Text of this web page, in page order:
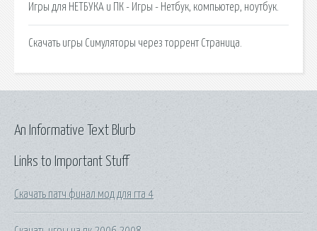
Игры для НЕТБУКА и ПК - Игры - Нетбук, компьютер, ноутбук.
Скачать игры Симуляторы через торрент Страница.
Links to Important Stuff
Скачать патч финал мод для гта 4
An Informative Text Blurb